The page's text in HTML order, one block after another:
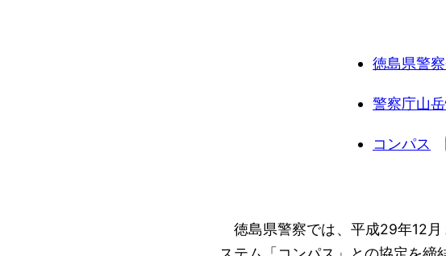
徳島県警
警察庁山
コンパス
徳島県警察では、平成29年12月